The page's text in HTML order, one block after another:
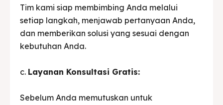
Tim kami siap membimbing Anda melalui
setiap langkah, menjawab pertanyaan Anda,
dan memberikan solusi yang sesuai dengan
kebutuhan Anda.
c. Layanan Konsultasi Gratis:
Sebelum Anda memutuskan untuk